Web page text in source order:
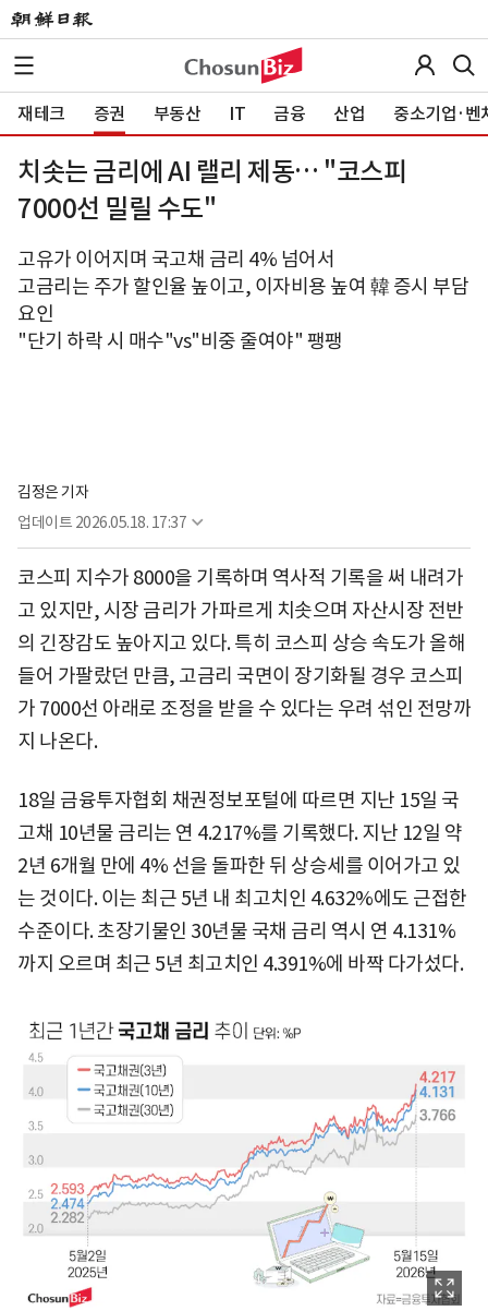
재테크 증권 부동산 IT 금융 산업 중소기업·벤
치솟는 금리에 AI 랠리 제동… "코스피
7000선 밀릴 수도"
고유가 이어지며 국고채 금리 4% 넘어서
고금리는 주가 할인율 높이고, 이자비용 높여 韓 증시 부담
요인
"단기 하락 시 매수"vs"비중 줄여야" 팽팽
김정은 기자
업데이트 2026.05.18. 17:37
코스피 지수가 8000을 기록하며 역사적 기록을 써 내려가
고 있지만, 시장 금리가 가파르게 치솟으며 자산시장 전반
의 긴장감도 높아지고 있다. 특히 코스피 상승 속도가 올해
들어 가팔랐던 만큼, 고금리 국면이 장기화될 경우 코스피
가 7000선 아래로 조정을 받을 수 있다는 우려 섞인 전망까
지 나온다.
18일 금융투자협회 채권정보포털에 따르면 지난 15일 국
고채 10년물 금리는 연 4.217%를 기록했다. 지난 12일 약
2년 6개월 만에 4% 선을 돌파한 뒤 상승세를 이어가고 있
는 것이다. 이는 최근 5년 내 최고치인 4.632%에도 근접한
수준이다. 초장기물인 30년물 국채 금리 역시 연 4.131%
까지 오르며 최근 5년 최고치인 4.391%에 바짝 다가섰다.